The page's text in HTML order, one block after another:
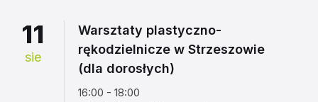
11
sie
Warsztaty plastyczno-
rękodzielnicze w Strzeszowie
(dla dorosłych)
16:00 - 18:00